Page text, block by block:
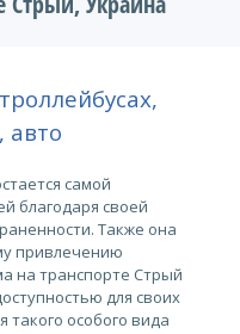
авто
самой
благодаря своей
Также она
привлечению
на транспорте Стрый
для своих
особого вида